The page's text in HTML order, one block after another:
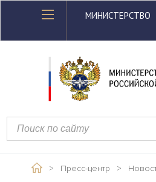
МИНИСТЕРСТВО
> Пресс-центр >